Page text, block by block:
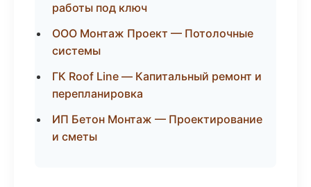
работы под ключ
ООО Монтаж Проект — Потолочные
системы
ГК Roof Line — Капитальный ремонт и
перепланировка
ИП Бетон Монтаж — Проектирование
и сметы